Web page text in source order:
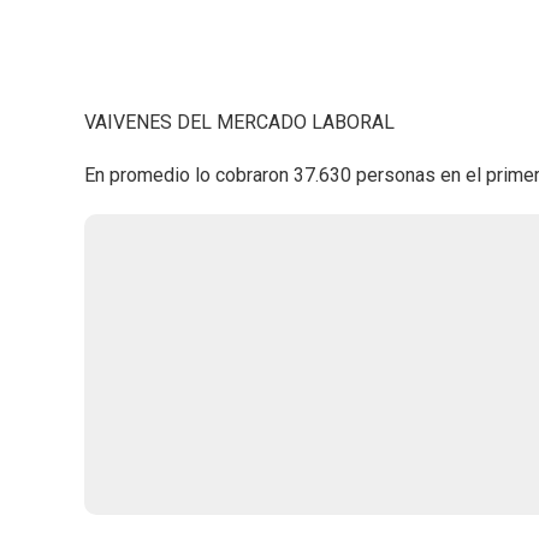
VAIVENES DEL MERCADO LABORAL
En promedio lo cobraron 37.630 personas en el